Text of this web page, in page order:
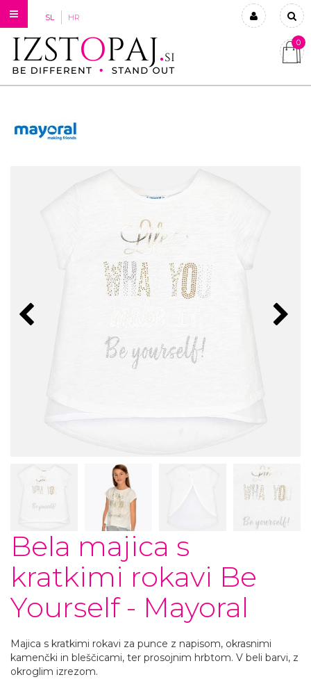
SL HR
Prijavi se
0
Bela majica s
kratkimi rokavi Be
Yourself - Mayoral
Majica s kratkimi rokavi za punce z napisom, okrasnimi
kamenčki in bleščicami, ter prosojnim hrbtom. V beli barvi, z
okroglim izrezom.